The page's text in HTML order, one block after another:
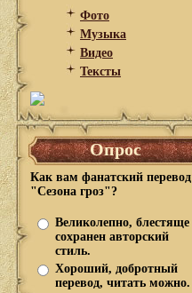
Фото
Музыка
Видео
Тексты
Опрос
Как вам фанатский перевод
"Сезона гроз"?
Великолепно, блестяще
сохранен авторский
стиль.
Хороший, добротный
перевод, читать можно.